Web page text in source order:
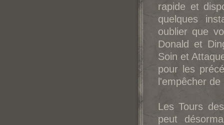
rapide et
quelques
oublier que
Donald et
Soin et
pour les
l'empêcher
Les Tours
peut